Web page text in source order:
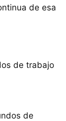
de esa
de trabajo
de